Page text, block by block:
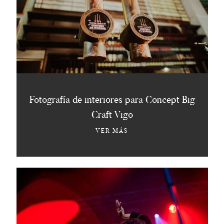
Fotografía de interiores para Concept Big
Craft Vigo
VER MÁS